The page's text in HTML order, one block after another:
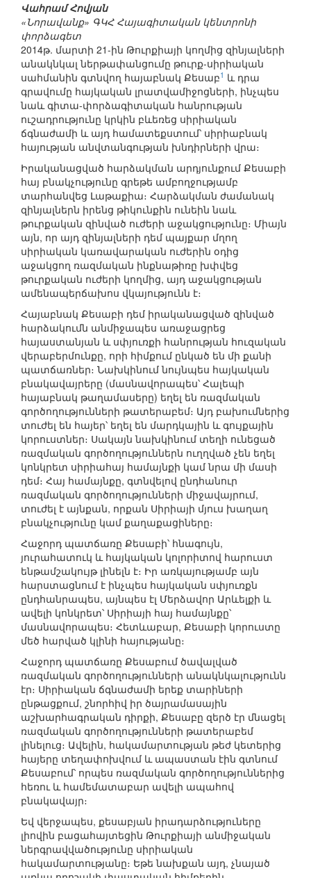
Վահրամ Հովյան
«Նորավանք» ԳԿՀ Հայագիտական կենտրոնի
փորձագետ
2014թ. մարտի 21-ին Թուրքիայի կողմից զինյալների
անակնկալ ներթափանցումը թուրք-սիրիական
սահմանին գտնվող հայաբնակ Քեսաբ1 և դրա
գրավումը հայկական լրատվամիջոցների, ինչպես
նաև գիտա-փորձագիտական հանրության
ուշադրությունը կրկին բևեռեց սիրիական
ճգնաժամի և այդ համատեքստում՝ սիրիաբնակ
հայության անվտանգության խնդիրների վրա։
Իրականացված հարձակման արդյունքում Քեսաբի
հայ բնակչությունը գրեթե ամբողջությամբ
տարհանվեց Լաթաքիա։ Հարձակման ժամանակ
զինյալներն իրենց թիկունքին ունեին նաև
թուրքական զինված ուժերի աջակցությունը։ Միայն
այն, որ այդ զինյալների դեմ պայքար մղող
սիրիական կառավարական ուժերին օդից
աջակցող ռազմական ինքնաթիռը խփվեց
թուրքական ուժերի կողմից, այդ աջակցության
ամենապերճախոս վկայությունն է։
Հայաբնակ Քեսաբի դեմ իրականացված զինված
հարձակումն անմիջապես առաջացրեց
հայաստանյան և սփյուռքի հանրության հուզական
վերաբերմունքը, որի հիմքում ընկած են մի քանի
պատճառներ։ Նախկինում նույնպես հայկական
բնակավայրերը (մասնավորապես՝ Հալեպի
հայաբնակ թաղամասերը) եղել են ռազմական
գործողությունների թատերաբեմ։ Այդ բախումներից
տուժել են հայեր՝ եղել են մարդկային և գույքային
կորուստներ։ Սակայն նախկինում տեղի ունեցած
ռազմական գործողություններն ուղղված չեն եղել
կոնկրետ սիրիահայ համայնքի կամ նրա մի մասի
դեմ։ Հայ համայնքը, գտնվելով ընդհանուր
ռազմական գործողությունների միջավայրում,
տուժել է այնքան, որքան Սիրիայի մյուս խաղաղ
բնակչությունը կամ քաղաքացիները։
Հաջորդ պատճառը Քեսաբի՝ հնագույն,
յուրահատուկ և հայկական կոլորիտով հարուստ
ենթամշակույթ լինելն է։ Իր առկայությամբ այն
հարստացնում է ինչպես հայկական սփյուռքն
ընդհանրապես, այնպես էլ Մերձավոր Արևելքի և
ավելի կոնկրետ՝ Սիրիայի հայ համայնքը՝
մասնավորապես։ Հետևաբար, Քեսաբի կորուստը
մեծ հարված կլինի հայությանը։
Հաջորդ պատճառը Քեսաբում ծավալված
ռազմական գործողությունների անակնկալությունն
էր։ Սիրիական ճգնաժամի երեք տարիների
ընթացքում, շնորհիվ իր ծայրամասային
աշխարհագրական դիրքի, Քեսաբը զերծ էր մնացել
ռազմական գործողությունների թատերաբեմ
լինելուց։ Ավելին, հակամարտության թեժ կետերից
հայերը տեղափոխվում և ապաստան էին գտնում
Քեսաբում՝ որպես ռազմական գործողություններից
հեռու և համեմատաբար ավելի ապահով
բնակավայր։
Եվ վերջապես, քեսաբյան իրադարձություները
լիովին բացահայտեցին Թուրքիայի անմիջական
ներգրավվածությունը սիրիական
հակամարտությանը։ Եթե նախքան այդ, չնայած